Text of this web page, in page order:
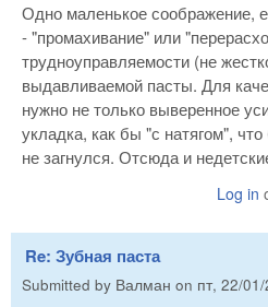
Одно маленькое соображение,
- "промахивание" или
трудноуправляемости (не
выдавливаемой пасты. Для
нужно не только выверенное
укладка, как бы "с натягом",
не загнулся. Отсюда и
Log in
Re: Зубная паста
Submitted by Валман on пт, 22/